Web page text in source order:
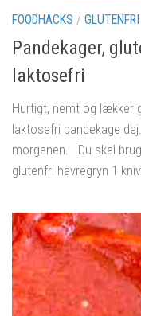
FOODHACKS / GLUTENFRI
Pandekager,
laktosefri
Hurtigt, nemt og lækker
laktosefri pandekage
morgenen. Du skal
glutenfri havregryn 1